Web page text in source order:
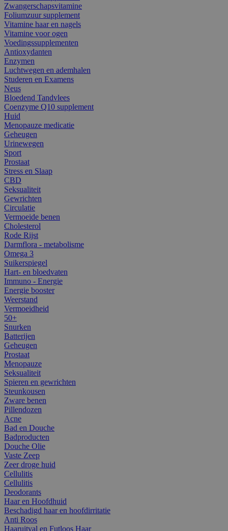
Zwangerschapsvitamine
Foliumzuur supplement
Vitamine haar en nagels
Vitamine voor ogen
Voedingssupplementen
Antioxydanten
Enzymen
Luchtwegen en ademhalen
Studeren en Examens
Neus
Bloedend Tandvlees
Coenzyme Q10 supplement
Huid
Menopauze medicatie
Geheugen
Urinewegen
Sport
Prostaat
Stress en Slaap
CBD
Seksualiteit
Gewrichten
Circulatie
Vermoeide benen
Cholesterol
Rode Rijst
Darmflora - metabolisme
Omega 3
Suikerspiegel
Hart- en bloedvaten
Immuno - Energie
Energie booster
Weerstand
Vermoeidheid
50+
Snurken
Batterijen
Geheugen
Prostaat
Menopauze
Seksualiteit
Spieren en gewrichten
Steunkousen
Zware benen
Pillendozen
Acne
Bad en Douche
Badproducten
Douche Olie
Vaste Zeep
Zeer droge huid
Cellulitis
Cellulitis
Deodorants
Haar en Hoofdhuid
Beschadigd haar en hoofdirritatie
Anti Roos
Haaruitval en Futloos Haar